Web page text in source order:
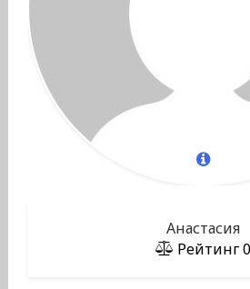
Анастасия
Рейтинг0